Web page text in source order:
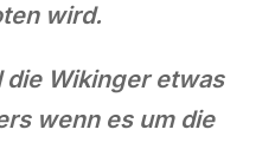
wird.
die Wikinger etwas
wenn es um die